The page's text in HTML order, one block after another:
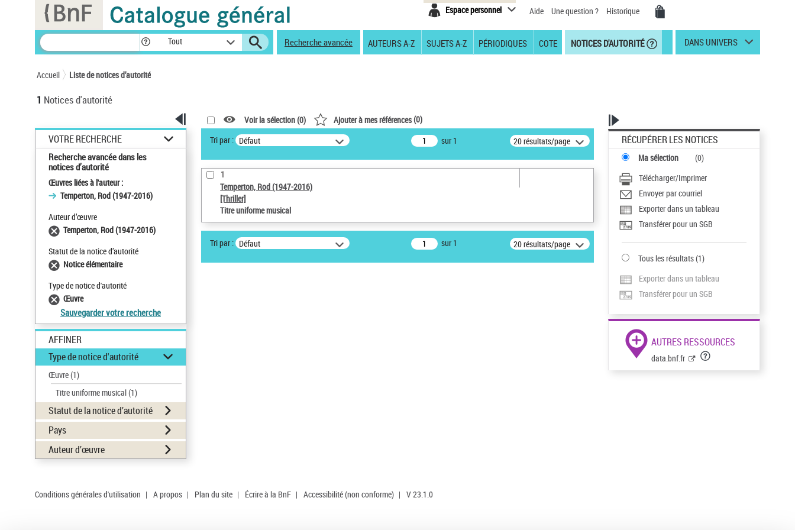
Espace personnel Aide Une question ? Historique
Tout Recherche avancée AUTEURS A-Z SUJETS A-Z PÉRIODIQUES COTE NOTICES D'AUTORITÉ DANS UNIVERS
Accueil Liste de notices d’autorité
1 Notices d'autorité
VOTRE RECHERCHE
Recherche avancée dans les
notices d’autorité
Œuvres liées à l'auteur :
Temperton, Rod (1947-2016)
Auteur d’œuvre
Temperton, Rod (1947-2016)
Statut de la notice d’autorité
Notice élémentaire
Type de notice d'autorité
Œuvre
Sauvegarder votre recherche
AFFINER
Type de notice d'autorité
Œuvre(1)
Titre uniforme musical(1)
Statut de la notice d’autorité
Pays
Auteur d’œuvre
Voir la sélection (0) Ajouter à mes références(0)
Tri par : Défaut sur 1 20 résultats/page
1
Temperton, Rod (1947-2016)
[Thriller]
Titre uniforme musical
Tri par : Défaut sur 1 20 résultats/page
RÉCUPÉRER LES NOTICES
Ma sélection (0)
Télécharger/Imprimer
Envoyer par courriel
Exporter dans un tableau
Transférer pour un SGB
Tous les résultats(1)
Exporter dans un tableau
Transférer pour un SGB
AUTRES RESSOURCES
data.bnf.fr
Conditions générales d'utilisation | A propos | Plan du site | Écrire à la BnF | Accessibilité (non conforme) | V 23.1.0
Panneau de gestion des cookies